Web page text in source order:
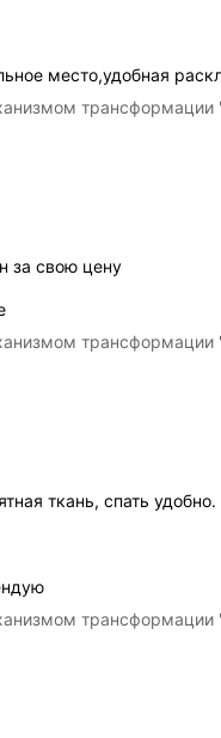
место,удобная
трансформации
за свою цену
трансформации
ткань, спать удобно.
трансформации